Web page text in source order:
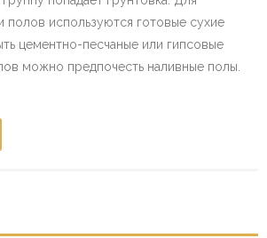
полов используются готовые сухие
цементно-песчаные или гипсовые
можно предпочесть наливные полы.